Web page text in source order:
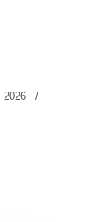
2026 /